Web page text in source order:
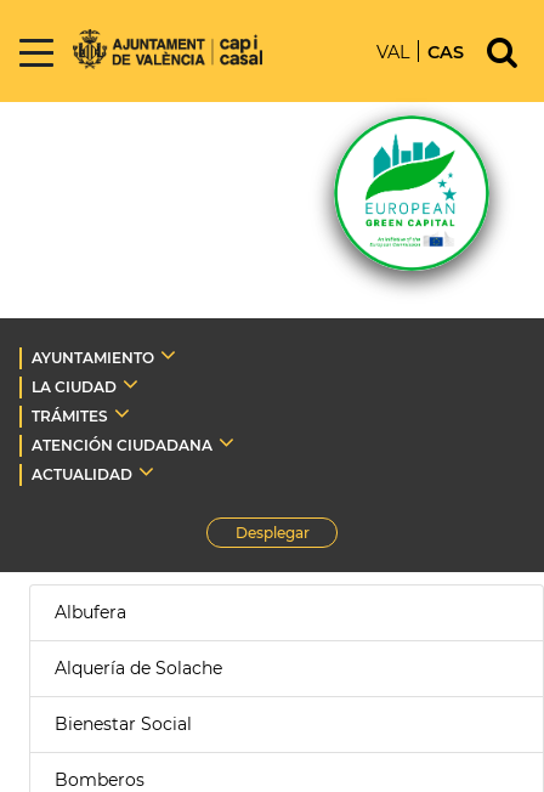
VAL CAS
AYUNTAMIENTO
LA CIUDAD
TRÁMITES
ATENCIÓN CIUDADANA
ACTUALIDAD
Desplegar
Albufera
Alquería de Solache
Bienestar Social
Bomberos